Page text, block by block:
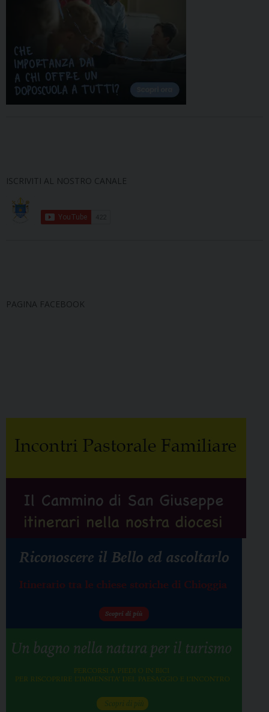
ISCRIVITI AL NOSTRO CANALE
PAGINA FACEBOOK